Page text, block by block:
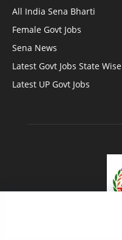
All India Sena Bharti
Female Govt Jobs
Sena News
Latest Govt Jobs State Wise
Latest UP Govt Jobs